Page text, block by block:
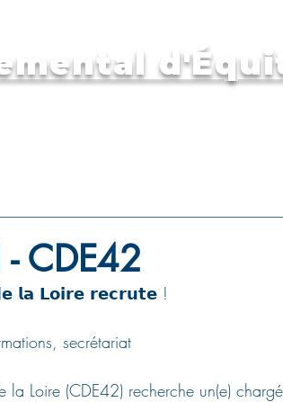
- CDE42
𝗟𝗼𝗶𝗿𝗲 𝗿𝗲𝗰𝗿𝘂𝘁𝗲 !
secrétariat
la Loire (CDE42) recherche un(e)